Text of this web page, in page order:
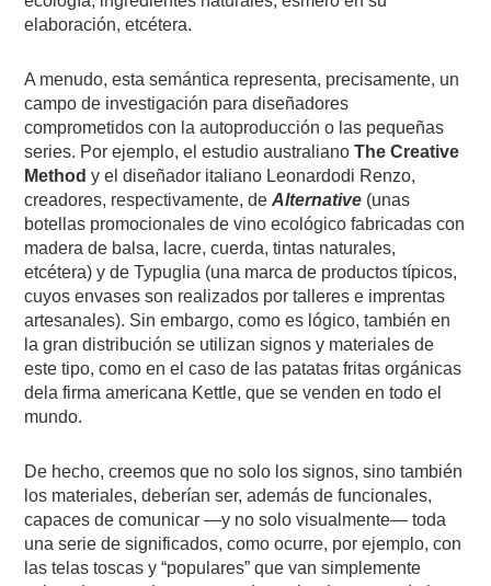
elaboración, etcétera.
A menudo, esta semántica representa, precisamente, un
campo de investigación para diseñadores
comprometidos con la autoproducción o las pequeñas
series. Por ejemplo, el estudio australiano The Creative
Method y el diseñador italiano Leonardodi Renzo,
creadores, respectivamente, deAlternative (unas
botellas promocionales de vino ecológico fabricadas con
madera de balsa, lacre, cuerda, tintas naturales,
etcétera) y de Typuglia (una marca de productos típicos,
cuyos envases son realizados por talleres e imprentas
artesanales). Sin embargo, como es lógico, también en
la gran distribución se utilizan signos y materiales de
este tipo, como en el caso de las patatas fritas orgánicas
dela firma americana Kettle, que se venden en todo el
mundo.
De hecho, creemos que no solo los signos, sino también
los materiales, deberían ser, además de funcionales,
capaces de comunicar —y no solo visualmente— toda
una serie de significados, como ocurre, por ejemplo, con
las telas toscas y “populares” que van simplemente